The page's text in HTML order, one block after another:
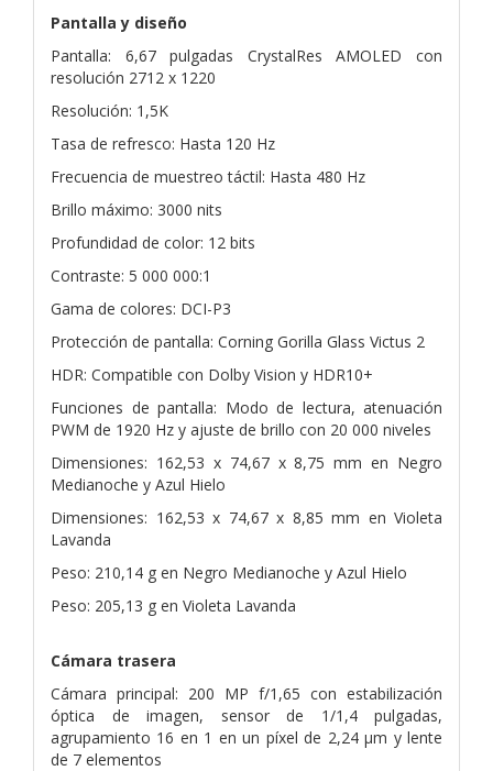
Pantalla y diseño
Pantalla: 6,67 pulgadas CrystalRes AMOLED con
resolución 2712 x 1220
Resolución: 1,5K
Tasa de refresco: Hasta 120 Hz
Frecuencia de muestreo táctil: Hasta 480 Hz
Brillo máximo: 3000 nits
Profundidad de color: 12 bits
Contraste: 5 000 000:1
Gama de colores: DCI-P3
Protección de pantalla: Corning Gorilla Glass Victus 2
HDR: Compatible con Dolby Vision y HDR10+
Funciones de pantalla: Modo de lectura, atenuación
PWM de 1920 Hz y ajuste de brillo con 20 000 niveles
Dimensiones: 162,53 x 74,67 x 8,75 mm en Negro
Medianoche y Azul Hielo
Dimensiones: 162,53 x 74,67 x 8,85 mm en Violeta
Lavanda
Peso: 210,14 g en Negro Medianoche y Azul Hielo
Peso: 205,13 g en Violeta Lavanda
Cámara trasera
Cámara principal: 200 MP f/1,65 con estabilización
óptica de imagen, sensor de 1/1,4 pulgadas,
agrupamiento 16 en 1 en un píxel de 2,24 μm y lente
de 7 elementos